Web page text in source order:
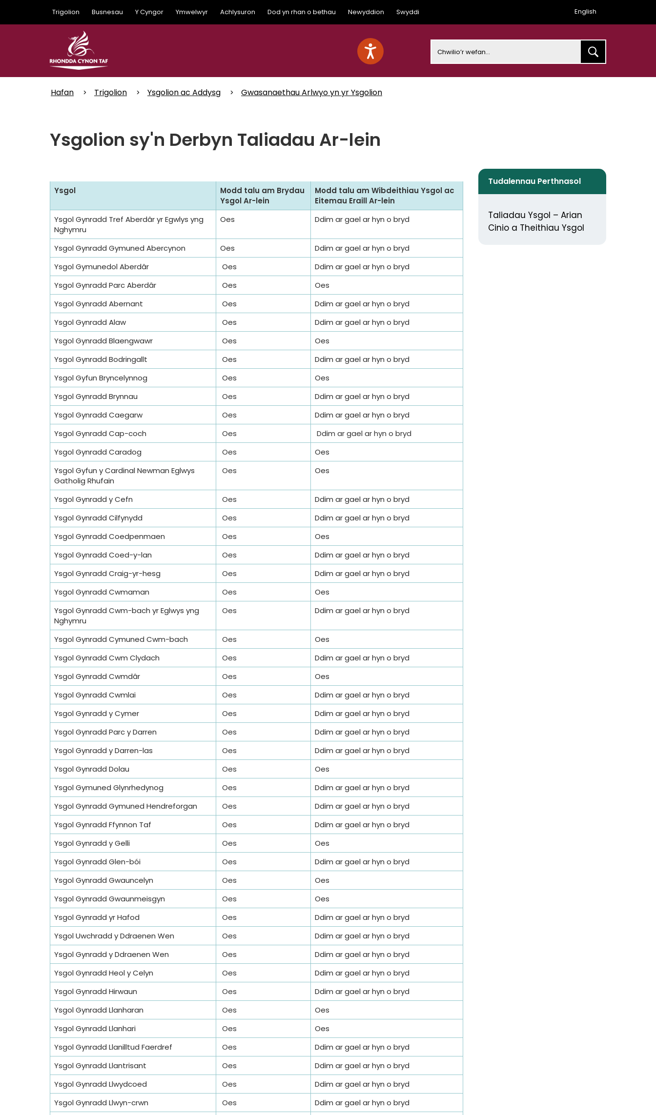
main
Trigolion Busnesau Y Cyngor Ymwelwyr Achlysuron Dod yn rhan o bethau Newyddion Swyddi English
Hafan Trigolion Ysgolion ac Addysg Gwasanaethau Arlwyo yn yr Ysgolion
Ysgolion sy'n Derbyn Taliadau Ar-lein
Ysgol
Modd talu am Brydau
Ysgol Ar-lein
Modd talu am Wibdeithiau Ysgol ac
Eitemau Eraill Ar-lein
Ysgol Gynradd Tref Aberdâr yr Egwlys yng
Nghymru
Oes Ddim ar gael ar hyn o bryd
Ysgol Gynradd Gymuned Abercynon Oes
Ddim ar gael ar hyn o bryd
Ysgol Gymunedol Aberdâr
Oes
Ddim ar gael ar hyn o bryd
Ysgol Gynradd Parc Aberdâr
Oes
Oes
Ysgol Gynradd Abernant
Oes
Ddim ar gael ar hyn o bryd
Ysgol Gynradd Alaw
Oes
Ddim ar gael ar hyn o bryd
Ysgol Gynradd Blaengwawr
Oes
Oes
Ysgol Gynradd Bodringallt
Oes
Ddim ar gael ar hyn o bryd
Ysgol Gyfun Bryncelynnog
Oes
Oes
Ysgol Gynradd Brynnau
Oes
Ddim ar gael ar hyn o bryd
Ysgol Gynradd Caegarw
Oes
Ddim ar gael ar hyn o bryd
Ysgol Gynradd Cap-coch
Oes
Ddim ar gael ar hyn o bryd
Ysgol Gynradd Caradog
Oes
Oes
Ysgol Gyfun y Cardinal Newman Eglwys
Gatholig Rhufain
Oes Oes
Ysgol Gynradd y Cefn Oes
Ddim ar gael ar hyn o bryd
Ysgol Gynradd Cilfynydd
Oes
Ddim ar gael ar hyn o bryd
Ysgol Gynradd Coedpenmaen
Oes
Oes
Ysgol Gynradd Coed-y-lan
Oes
Ddim ar gael ar hyn o bryd
Ysgol Gynradd Craig-yr-hesg
Oes
Ddim ar gael ar hyn o bryd
Ysgol Gynradd Cwmaman
Oes
Oes
Ysgol Gynradd Cwm-bach yr Eglwys yng
Nghymru
Oes Ddim ar gael ar hyn o bryd
Ysgol Gynradd Cymuned Cwm-bach Oes
Oes
Ysgol Gynradd Cwm Clydach
Oes
Ddim ar gael ar hyn o bryd
Ysgol Gynradd Cwmdâr
Oes
Oes
Ysgol Gynradd Cwmlai
Oes
Ddim ar gael ar hyn o bryd
Ysgol Gynradd y Cymer
Oes
Ddim ar gael ar hyn o bryd
Ysgol Gynradd Parc y Darren
Oes
Ddim ar gael ar hyn o bryd
Ysgol Gynradd y Darren-las
Oes
Ddim ar gael ar hyn o bryd
Ysgol Gynradd Dolau
Oes
Oes
Ysgol Gymuned Glynrhedynog
Oes
Ddim ar gael ar hyn o bryd
Ysgol Gynradd Gymuned Hendreforgan
Oes
Ddim ar gael ar hyn o bryd
Ysgol Gynradd Ffynnon Taf
Oes
Ddim ar gael ar hyn o bryd
Ysgol Gynradd y Gelli
Oes
Oes
Ysgol Gynradd Glen-bói
Oes
Ddim ar gael ar hyn o bryd
Ysgol Gynradd Gwauncelyn
Oes
Oes
Ysgol Gynradd Gwaunmeisgyn
Oes
Oes
Ysgol Gynradd yr Hafod
Oes
Ddim ar gael ar hyn o bryd
Ysgol Uwchradd y Ddraenen Wen
Oes
Ddim ar gael ar hyn o bryd
Ysgol Gynradd y Ddraenen Wen
Oes
Ddim ar gael ar hyn o bryd
Ysgol Gynradd Heol y Celyn
Oes
Ddim ar gael ar hyn o bryd
Ysgol Gynradd Hirwaun
Oes
Ddim ar gael ar hyn o bryd
Ysgol Gynradd Llanharan
Oes
Oes
Ysgol Gynradd Llanhari
Oes
Oes
Ysgol Gynradd Llanilltud Faerdref
Oes
Ddim ar gael ar hyn o bryd
Ysgol Gynradd Llantrisant
Oes
Ddim ar gael ar hyn o bryd
Ysgol Gynradd Llwydcoed
Oes
Ddim ar gael ar hyn o bryd
Ysgol Gynradd Llwyn-crwn
Oes
Ddim ar gael ar hyn o bryd
Tudalennau Perthnasol
Taliadau Ysgol – Arian
Cinio a Theithiau Ysgol